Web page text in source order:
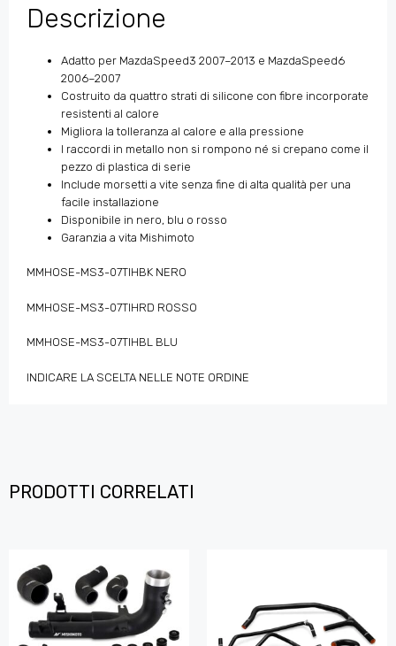
Descrizione
Adatto per MazdaSpeed3 2007–2013 e MazdaSpeed6
2006–2007
Costruito da quattro strati di silicone con fibre incorporate
resistenti al calore
Migliora la tolleranza al calore e alla pressione
I raccordi in metallo non si rompono né si crepano come il
pezzo di plastica di serie
Include morsetti a vite senza fine di alta qualità per una
facile installazione
Disponibile in nero, blu o rosso
Garanzia a vita Mishimoto
MMHOSE-MS3-07TIHBK NERO
MMHOSE-MS3-07TIHRD ROSSO
MMHOSE-MS3-07TIHBL BLU
INDICARE LA SCELTA NELLE NOTE ORDINE
PRODOTTI CORRELATI